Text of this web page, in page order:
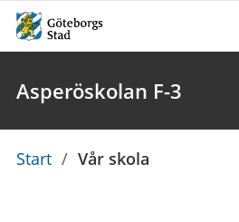
Asperöskolan F-3
Du
Start / Vår skola